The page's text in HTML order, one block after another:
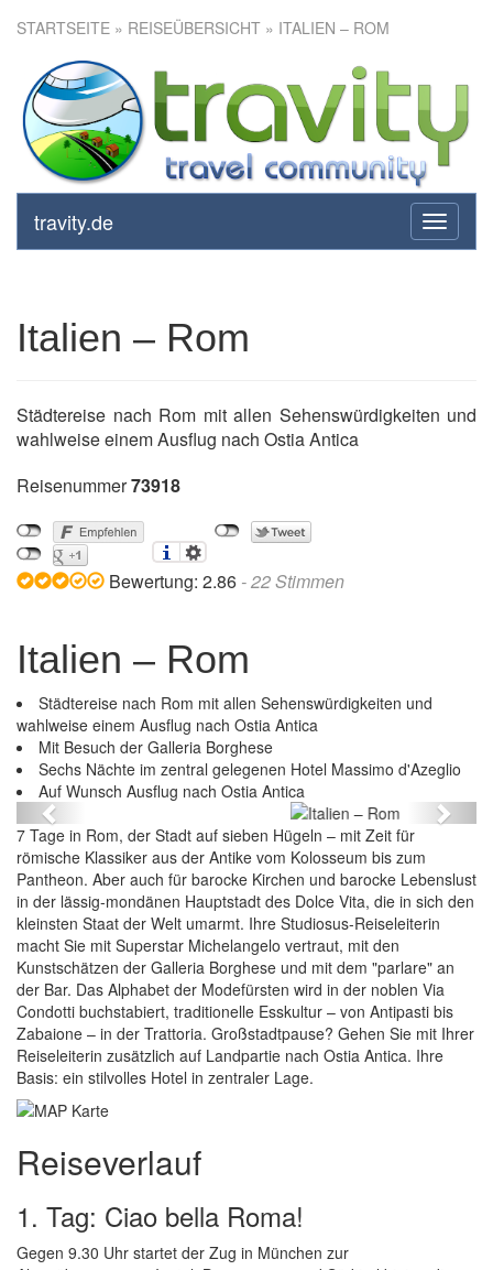
STARTSEITE » REISEÜBERSICHT » ITALIEN – ROM
toggle
travity.de
Italien – Rom
Italien – Rom
Städtereise nach Rom mit allen Sehenswürdigkeiten und
wahlweise einem Ausflug nach Ostia Antica
Reisenummer73918
Bewertung: 2.86 -22Stimmen
Italien – Rom
Städtereise nach Rom mit allen Sehenswürdigkeiten und
wahlweise einem Ausflug nach Ostia Antica
Mit Besuch der Galleria Borghese
Sechs Nächte im zentral gelegenen Hotel Massimo d'Azeglio
Auf Wunsch Ausflug nach Ostia Antica
Italien – Rom
Previous Next
7 Tage in Rom, der Stadt auf sieben Hügeln – mit Zeit für
römische Klassiker aus der Antike vom Kolosseum bis zum
Pantheon. Aber auch für barocke Kirchen und barocke Lebenslust
in der lässig-mondänen Hauptstadt des Dolce Vita, die in sich den
kleinsten Staat der Welt umarmt. Ihre Studiosus-Reiseleiterin
macht Sie mit Superstar Michelangelo vertraut, mit den
Kunstschätzen der Galleria Borghese und mit dem "parlare" an
der Bar. Das Alphabet der Modefürsten wird in der noblen Via
Condotti buchstabiert, traditionelle Esskultur – von Antipasti bis
Zabaione – in der Trattoria. Großstadtpause? Gehen Sie mit Ihrer
Reiseleiterin zusätzlich auf Landpartie nach Ostia Antica. Ihre
Basis: ein stilvolles Hotel in zentraler Lage.
Reiseverlauf
1. Tag: Ciao bella Roma!
Gegen 9.30 Uhr startet der Zug in München zur